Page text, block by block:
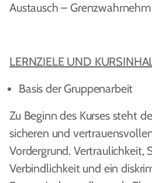
Austausch –
LERNZIELE UND
Basis der Gruppenarbeit
Zu Beginn des Kurses steht
sicheren und
Vordergrund. Vertraulichkeit,
Verbindlichkeit und ein